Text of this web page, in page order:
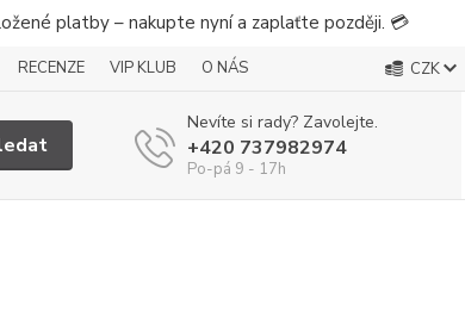
platby – nakupte nyní a zaplaťte později. 💳
RECENZE VIP KLUB O NÁS CZK
Nevíte si rady? Zavolejte.
+420 737982974
Po-pá 9 - 17h